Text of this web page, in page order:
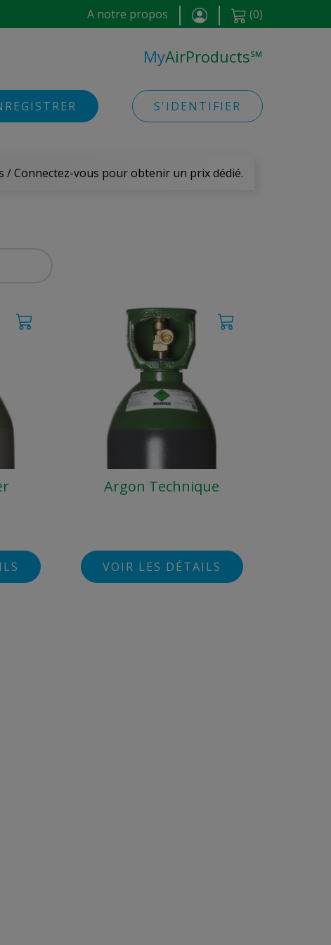
A notre propos (0)
MyAirProducts℠
S'IDENTIFIER
/ Connectez-vous pour obtenir un prix dédié.
Argon Technique
VOIR LES DÉTAILS